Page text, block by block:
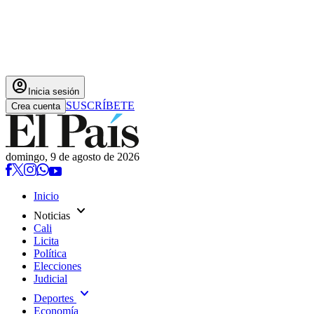
account_circle Inicia sesión
Crea cuenta SUSCRÍBETE
domingo, 9 de agosto de 2026
Inicio
Noticias expand_more
Cali
Licita
Política
Elecciones
Judicial
Deportes expand_more
Economía